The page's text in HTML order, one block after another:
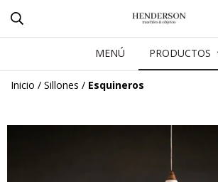
MENÚ PRODUCTOS
Inicio / Sillones / Esquineros